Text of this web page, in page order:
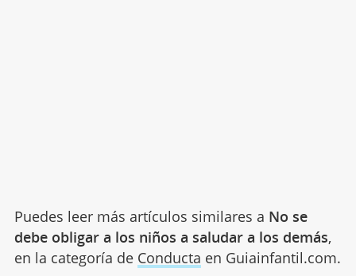
Puedes leer más artículos similares a No se
debe obligar a los niños a saludar a los demás,
en la categoría de Conducta en Guiainfantil.com.